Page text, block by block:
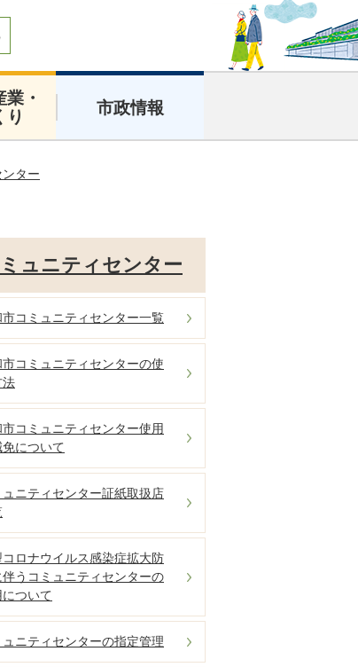
業・
り
市政情報
ター
ュニティセンター
市コミュニティセンター一覧
市コミュニティセンターの使
法
市コミュニティセンター使用
について
ュニティセンター証紙取扱店
コロナウイルス感染症拡大防
伴うコミュニティセンターの
ついて
ュニティセンターの指定管理